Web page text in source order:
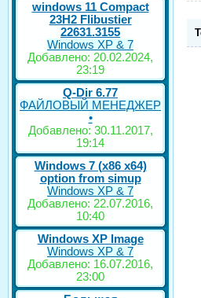
windows 11 Compact
23H2 Flibustier
22631.3155
Windows XP & 7
Добавлено: 20.02.2024,
23:19
Q-Dir 6.77
ФАЙЛОВЫЙ МЕНЕДЖЕР
•
Добавлено: 30.11.2017,
19:14
Windows 7 (x86 x64)
option from simup
Windows XP & 7
Добавлено: 22.07.2016,
10:40
Windows XP Image
Windows XP & 7
Добавлено: 16.07.2016,
23:00